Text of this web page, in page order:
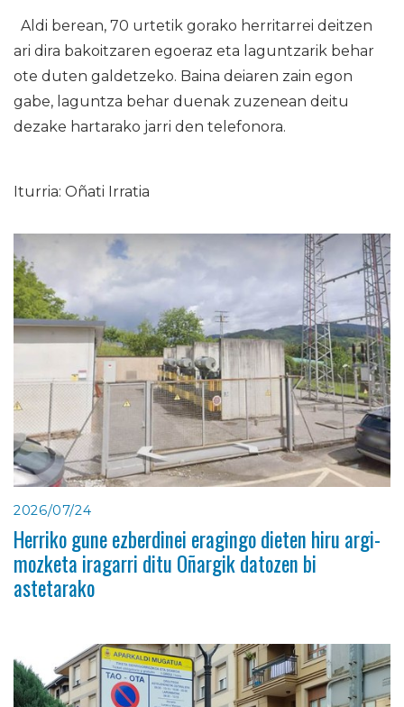
Aldi berean, 70 urtetik gorako herritarrei deitzen
ari dira bakoitzaren egoeraz eta laguntzarik behar
ote duten galdetzeko. Baina deiaren zain egon
gabe, laguntza behar duenak zuzenean deitu
dezake hartarako jarri den telefonora.
Iturria: Oñati Irratia
2026/07/24
Herriko gune ezberdinei eragingo dieten hiru argi-
mozketa iragarri ditu Oñargik datozen bi
astetarako